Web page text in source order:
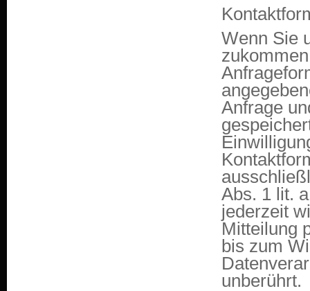
Wenn Sie
Anfrage
Abs. 1 lit.
jederzeit
Mitteilung
bis zum
unberührt.